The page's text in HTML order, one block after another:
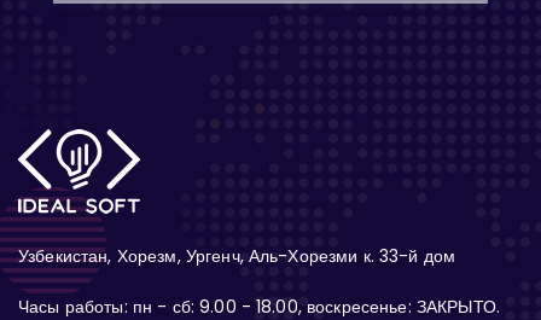
Узбекистан, Хорезм, Ургенч, Аль-Хорезми к. 33-й дом
Часы работы: пн - сб: 9.00 - 18.00, воскресенье: ЗАКРЫТО.